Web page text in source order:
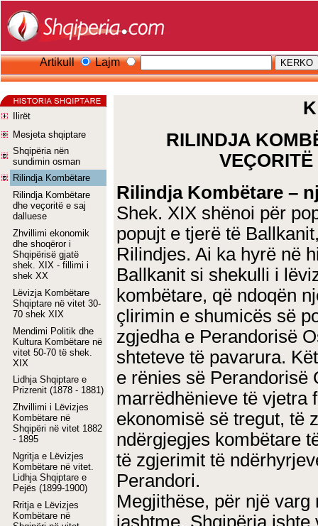
Artikull Lajm
Ilirët
Mesjeta shqiptare
Shqipëria nën
sundimin osman
Rilindja Kombëtare
Rilindja Kombëtare
dhe veçoritë e saj
dalluese
Zhvillimi ekonomik
dhe shoqëror i
Shqipërisë gjatë
shek. XIX - fillimi i
shek XX
Lëvizja Kombëtare
Shqiptare në vitet 30-
70 shek XIX
Mendimi Politik dhe
Kultura Kombëtare në
vitet 50-70 të shek.
XIX
Lidhja Shqiptare e
Prizrenit (1878 - 1881)
Zhvillimi i Lëvizjes
Kombëtare në
Shqipëri në vitet 1882
- 1895
Ngritja e Lëvizjes
Kombëtare në vitet.
Lidhja Shqiptare e
Pejës (1899-1900)
Rritja e Lëvizjes
Kombëtare në
RILINDJA
Rilindja Kombëtare –
Shek. XIX shënoi për
popujt e tjerë të
Rilindjes. Ai ka hyrë në
Ballkanit si shekulli i
kombëtare, që ndoqën
çlirimin e shumicës së
zgjedha e Perandorisë
shteteve të pavarura.
e rënies së Perandorisë
marrëdhënieve të vjetra
ekonomisë së tregut, të
ndërgjegjes kombëtare
të zgjerimit të
Perandori.
Megjithëse, për një
jashtme, Shqipëria ishte